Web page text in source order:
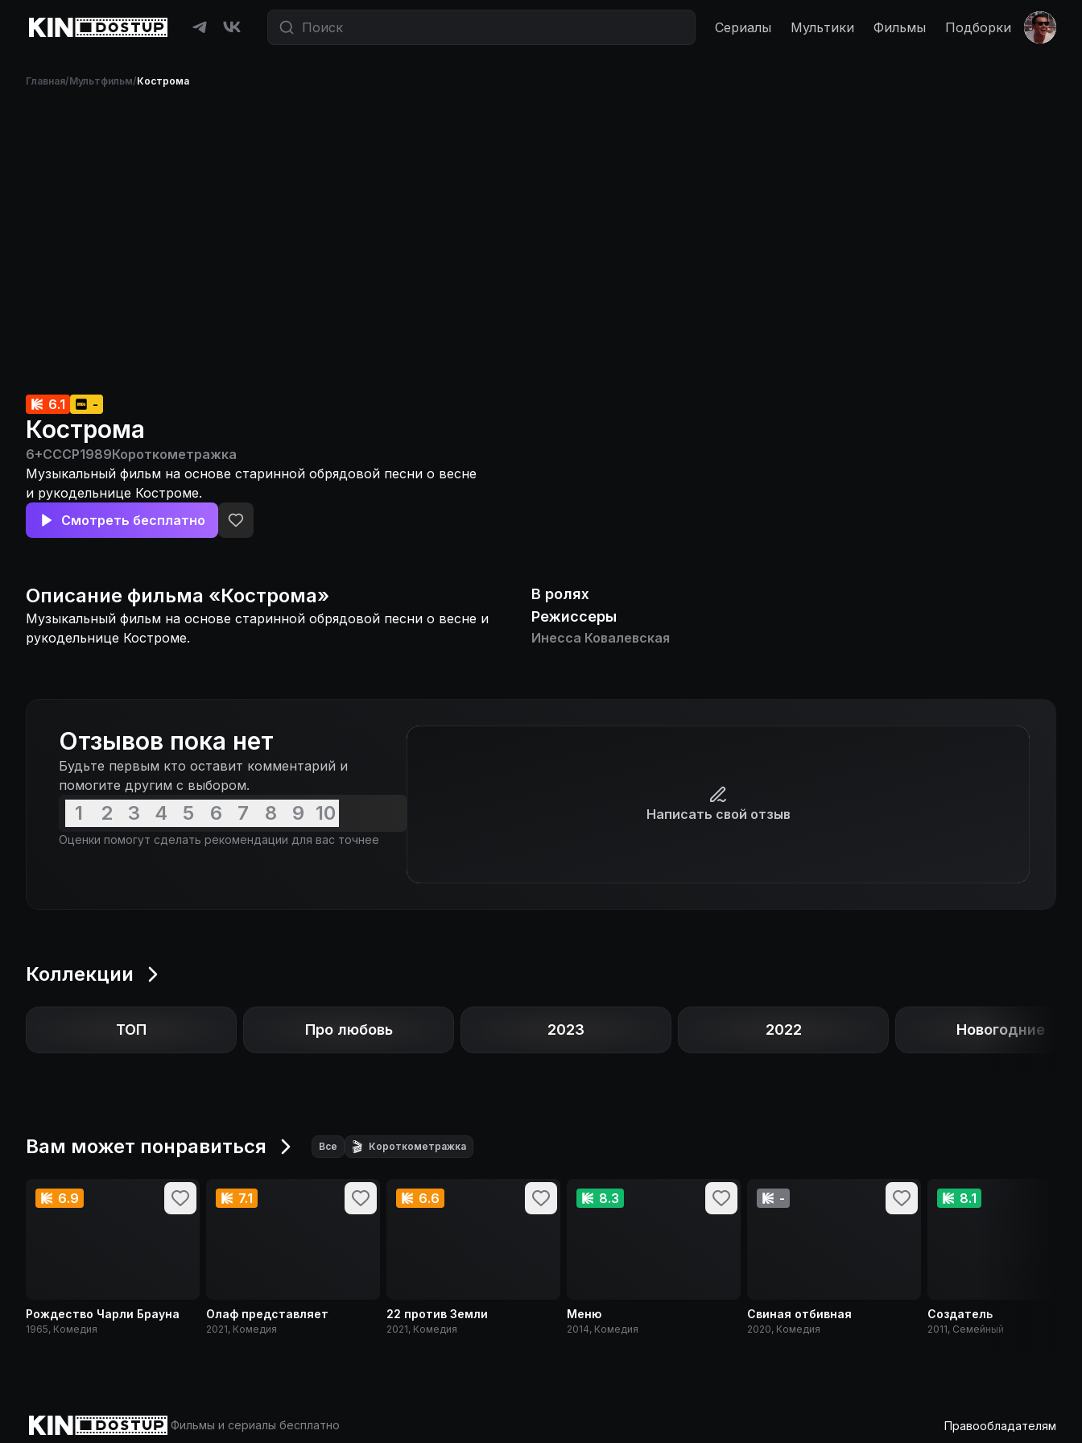
Сериалы Мультики Фильмы Подборки
Главная/Мультфильм/Кострома
6.1 -
Кострома
6+СССР1989Короткометражка
Музыкальный фильм на основе старинной обрядовой песни о весне
и рукодельнице Костроме.
Смотреть бесплатно
Описание фильма «Кострома»
Музыкальный фильм на основе старинной обрядовой песни о весне и
рукодельнице Костроме.
В ролях
Режиссеры
Инесса Ковалевская
Отзывов пока нет
Будьте первым кто оставит комментарий и
помогите другим с выбором.
1 2 3 4 5 6 7 8 9 10
Оценки помогут сделать рекомендации для вас точнее
Написать свой отзыв
Коллекции
ТОП Про любовь 2023 2022 Новогодние
Вам может понравиться Все 🎬 Короткометражка
6.9
Рождество Чарли Брауна
1965, Комедия
7.1
Олаф представляет
2021, Комедия
6.6
22 против Земли
2021, Комедия
8.3
Меню
2014, Комедия
-
Свиная отбивная
2020, Комедия
8.1
Создатель
2011, Семейный
Фильмы и сериалы бесплатно Правообладателям